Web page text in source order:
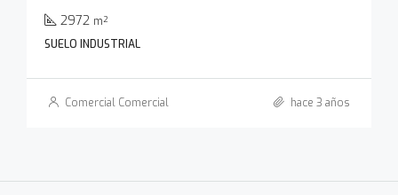
2972 m²
SUELO INDUSTRIAL
Comercial Comercial hace 3 años